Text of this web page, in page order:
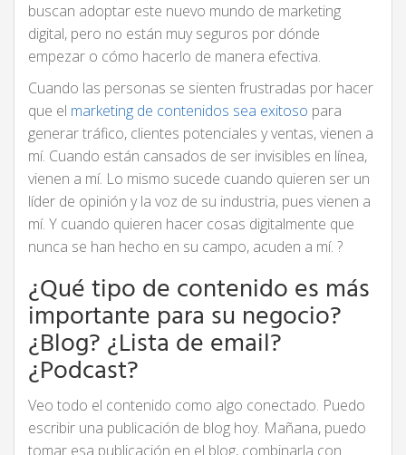
buscan adoptar este nuevo mundo de marketing
digital, pero no están muy seguros por dónde
empezar o cómo hacerlo de manera efectiva.
Cuando las personas se sienten frustradas por hacer
que el marketing de contenidos sea exitoso para
generar tráfico, clientes potenciales y ventas, vienen a
mí. Cuando están cansados ​​de ser invisibles en línea,
vienen a mí. Lo mismo sucede cuando quieren ser un
líder de opinión y la voz de su industria, pues vienen a
mí. Y cuando quieren hacer cosas digitalmente que
nunca se han hecho en su campo, acuden a mí. ?
¿Qué tipo de contenido es más
importante para su negocio?
¿Blog? ¿Lista de email?
¿Podcast?
Veo todo el contenido como algo conectado. Puedo
escribir una publicación de blog hoy. Mañana, puedo
tomar esa publicación en el blog, combinarla con